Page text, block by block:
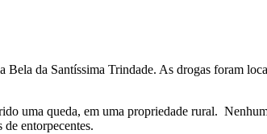
da Santíssima Trindade. As drogas foram
uma queda, em uma propriedade rural.
entorpecentes.